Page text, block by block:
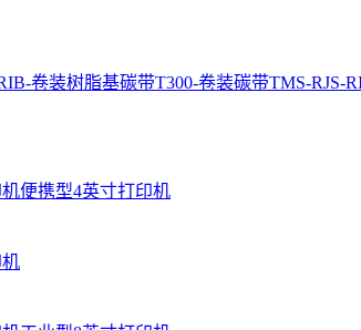
卷装树脂基碳带T300-卷装碳带TMS-RJS-
便携型4英寸打印机